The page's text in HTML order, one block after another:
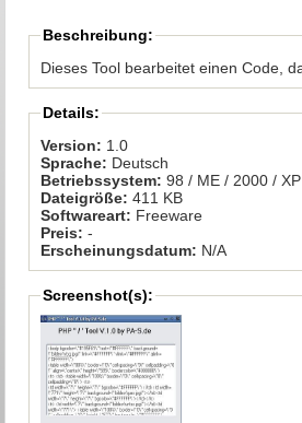
Beschreibung:
Details:
Version: 1.0
Sprache: Deutsch
Betriebssystem: 98 / ME / 2000 / XP
Dateigröße: 411 KB
Softwareart: Freeware
Preis: -
Erscheinungsdatum: N/A
Screenshot(s):